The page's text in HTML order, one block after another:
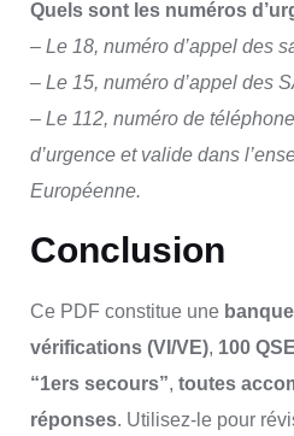
Quels sont les numéros
– Le 18, numéro d’appel des
– Le 15, numéro d’appel des
– Le 112, numéro de
d’urgence et valide dans
Européenne.
Conclusion
Ce PDF constitue une
vérifications (VI/VE), 100
“1ers secours”, toutes
réponses. Utilisez-le pour